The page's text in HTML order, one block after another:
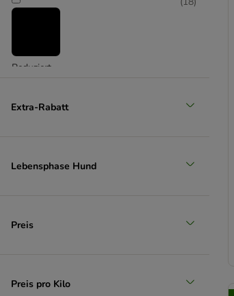
Reduziert
Extra-Rabatt
Lebensphase Hund
Preis
Preis pro Kilo